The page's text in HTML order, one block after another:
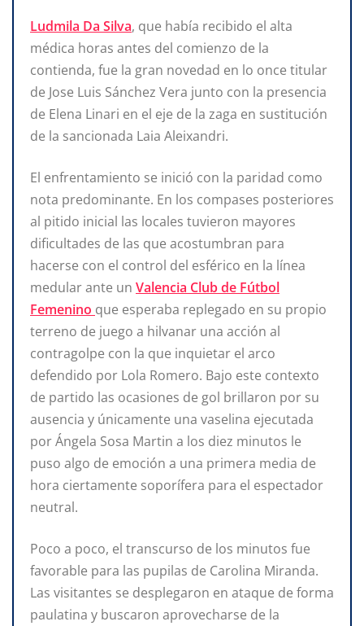
Ludmila Da Silva, que había recibido el alta
médica horas antes del comienzo de la
contienda, fue la gran novedad en lo once titular
de Jose Luis Sánchez Vera junto con la presencia
de Elena Linari en el eje de la zaga en sustitución
de la sancionada Laia Aleixandri.
El enfrentamiento se inició con la paridad como
nota predominante. En los compases posteriores
al pitido inicial las locales tuvieron mayores
dificultades de las que acostumbran para
hacerse con el control del esférico en la línea
medular ante un Valencia Club de Fútbol
Femenino que esperaba replegado en su propio
terreno de juego a hilvanar una acción al
contragolpe con la que inquietar el arco
defendido por Lola Romero. Bajo este contexto
de partido las ocasiones de gol brillaron por su
ausencia y únicamente una vaselina ejecutada
por Ángela Sosa Martin a los diez minutos le
puso algo de emoción a una primera media de
hora ciertamente soporífera para el espectador
neutral.
Poco a poco, el transcurso de los minutos fue
favorable para las pupilas de Carolina Miranda.
Las visitantes se desplegaron en ataque de forma
paulatina y buscaron aprovecharse de la